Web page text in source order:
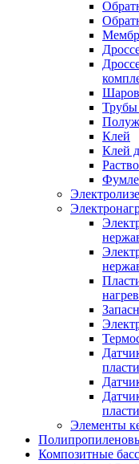
Клей
Клей
Элементы
Композитные